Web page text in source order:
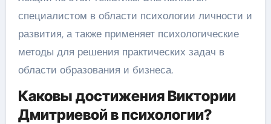
специалистом в области психологии личности и
развития, а также применяет психологические
методы для решения практических задач в
области образования и бизнеса.
Каковы достижения Виктории
Дмитриевой в психологии?